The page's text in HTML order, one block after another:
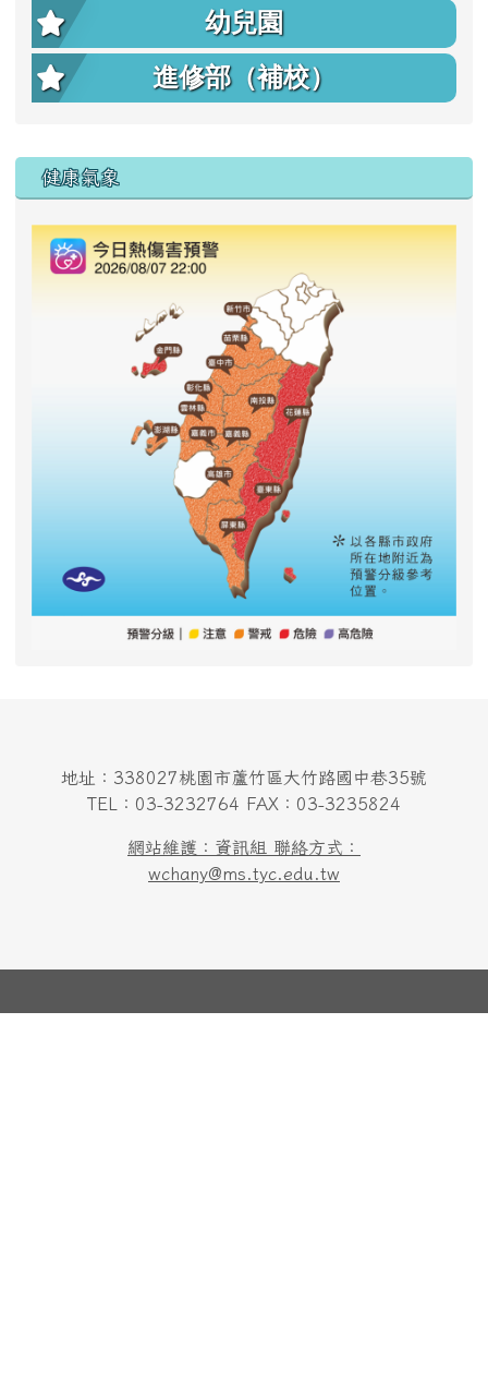
幼兒園
進修部（補校）
右邊區域內容
健康氣象
地址：338027桃園市蘆竹區大竹路國中巷35號
TEL：03-3232764 FAX：03-3235824
網站維護：資訊組 聯絡方式：
wchany@ms.tyc.edu.tw